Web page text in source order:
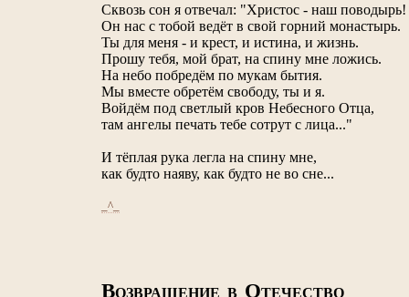
Сквозь сон я отвечал: "Христос - наш поводырь!
Он нас с тобой ведёт в свой горний монастырь.
Ты для меня - и крест, и истина, и жизнь.
Прошу тебя, мой брат, на спину мне ложись.
На небо побредём по мукам бытия.
Мы вместе обретём свободу, ты и я.
Войдём под светлый кров Небесного Отца,
там ангелы печать тебе сотрут с лица..."
И тёплая рука легла на спину мне,
как будто наяву, как будто не во сне...
_^_
ВОЗВРАЩЕНИЕ В ОТЕЧЕСТВО